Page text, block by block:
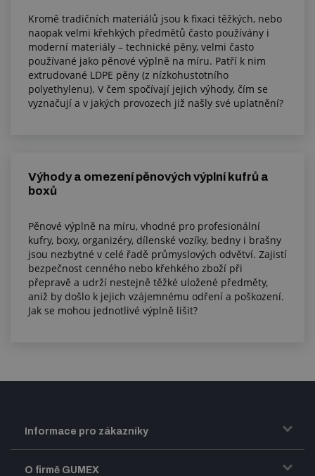
Kromě tradičních materiálů jsou k fixaci těžkých, nebo
naopak velmi křehkých předmětů často používány i
moderní materiály – technické pěny, velmi často
používané jako pěnové výplně na míru. Patří k nim
extrudované LDPE pěny (z nízkohustotního
polyethylenu). V čem spočívají jejich výhody, čím se
vyznačují a v jakých provozech již našly své uplatnění?
Výhody a omezení pěnových výplní kufrů a
boxů
Pěnové výplně na míru, vhodné pro profesionální
kufry, boxy, organizéry, dílenské vozíky, bedny i brašny
jsou nezbytné v celé řadě průmyslových odvětví. Zajistí
bezpečnost cenného nebo křehkého zboží při
přepravě a udrží nestejně těžké uložené předměty,
aniž by došlo k jejich vzájemnému odření a poškození.
Jak se mohou jednotlivé výplně lišit?
Informace pro zákazníky
Doprava a zasílání zboží
O firmě GUMEX